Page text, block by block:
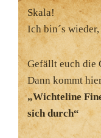
Skala!
Ich bin´s
Gefällt euch die
Dann kommt
„Wichteline
sich durch“